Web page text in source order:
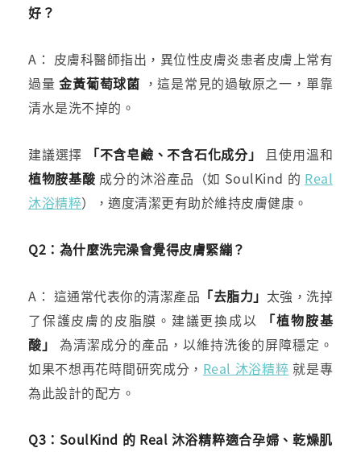
好？
A： 皮膚科醫師指出，異位性皮膚炎患者皮膚上常有
過量金黃葡萄球菌 ，這是常見的過敏原之一，單靠
清水是洗不掉的。
建議選擇 「不含皂鹼、不含石化成分」
且使用溫和
植物胺基酸 成分的沐浴產品（如 SoulKind 的 Real
沐浴精粹），適度清潔更有助於維持皮膚健康。
Q2：為什麼洗完澡會覺得皮膚緊繃？
A： 這通常代表你的清潔產品 「去脂力」 太強，洗掉
了保護皮膚的皮脂膜。建議更換成以
「植物胺基
酸」
為清潔成分的產品，以維持洗後的屏障穩定。
如果不想再花時間研究成分， Real 沐浴精粹 就是專
為此設計的配方。
Q3：SoulKind 的 Real 沐浴精粹適合孕婦、乾燥肌